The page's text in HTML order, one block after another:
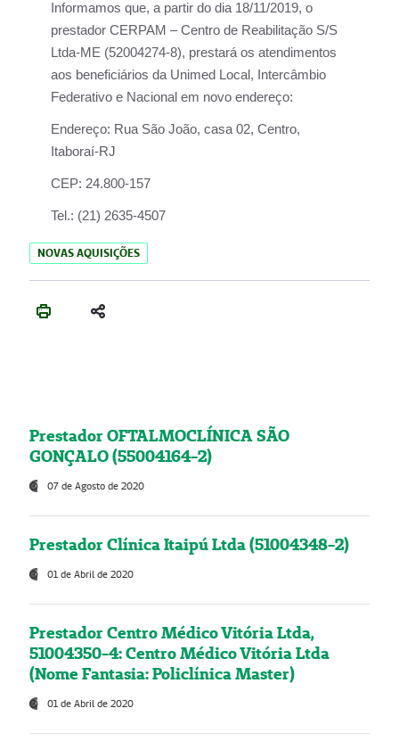
Informamos que, a partir do dia 18/11/2019, o
prestador CERPAM – Centro de Reabilitação S/S
Ltda-ME (52004274-8), prestará os atendimentos
aos beneficiários da Unimed Local, Intercâmbio
Federativo e Nacional em novo endereço:
Endereço: Rua São João, casa 02, Centro,
Itaboraí-RJ
CEP: 24.800-157
Tel.: (21) 2635-4507
NOVAS AQUISIÇÕES
Prestador OFTALMOCLÍNICA SÃO
GONÇALO (55004164-2)
07 de Agosto de 2020
Prestador Clínica Itaipú Ltda (51004348-2)
01 de Abril de 2020
Prestador Centro Médico Vitória Ltda,
51004350-4: Centro Médico Vitória Ltda
(Nome Fantasia: Policlínica Master)
01 de Abril de 2020